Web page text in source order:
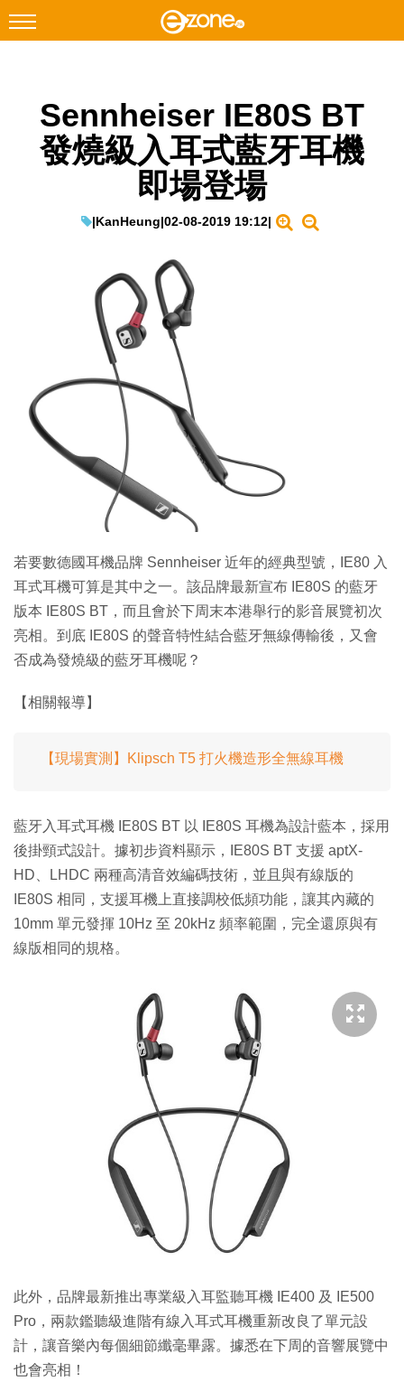
Facebook Instagram
科技焦點
生成式AI與雲端應用
Enterprise Digital Transformation
特集
Sennheiser IE80S BT
發燒級入耳式藍牙耳機
即場登場
|KanHeung|02-08-2019 19:12|
若要數德國耳機品牌 Sennheiser 近年的經典型號，IE80 入
耳式耳機可算是其中之一。該品牌最新宣布 IE80S 的藍牙
版本 IE80S BT，而且會於下周末本港舉行的影音展覽初次
亮相。到底 IE80S 的聲音特性結合藍牙無線傳輸後，又會
否成為發燒級的藍牙耳機呢？
【相關報導】
【現場實測】Klipsch T5 打火機造形全無線耳機
藍牙入耳式耳機 IE80S BT 以 IE80S 耳機為設計藍本，採用
後掛頸式設計。據初步資料顯示，IE80S BT 支援 aptX-
HD、LHDC 兩種高清音效編碼技術，並且與有線版的
IE80S 相同，支援耳機上直接調校低頻功能，讓其內藏的
10mm 單元發揮 10Hz 至 20kHz 頻率範圍，完全還原與有
線版相同的規格。
此外，品牌最新推出專業級入耳監聽耳機 IE400 及 IE500
Pro，兩款鑑聽級進階有線入耳式耳機重新改良了單元設
計，讓音樂內每個細節纖毫畢露。據悉在下周的音響展覽中
也會亮相！